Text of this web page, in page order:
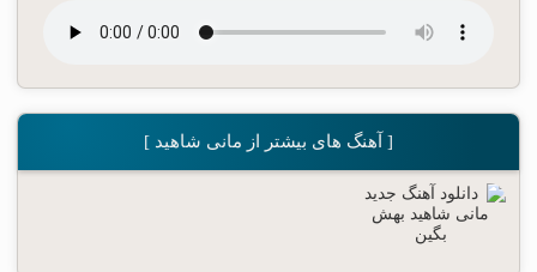
[ آهنگ های بیشتر از مانی شاهید ]